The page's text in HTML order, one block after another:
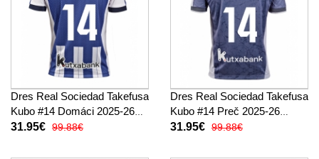
Dres Real Sociedad Takefusa
Kubo #14 Domáci 2025-26
Krátky Rukáv
31.95€ 99.88€
Dres Real Sociedad Takefusa
Kubo #14 Preč 2025-26
Krátky Rukáv
31.95€ 99.88€